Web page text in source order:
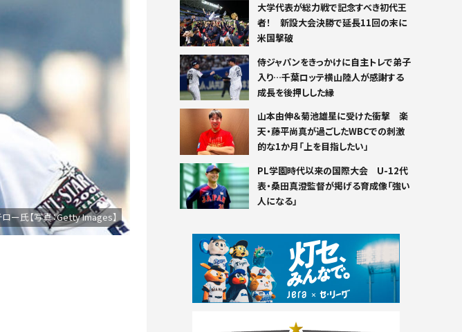
ー氏【写真：Getty Images】
大学代表が総力戦で記念すべき初代王
者！ 新設大会決勝で延長11回の末に
米国撃破
侍ジャパンをきっかけに自主トレで弟子
入り…千葉ロッテ横山陸人が感謝する
成長を後押しした縁
山本由伸＆菊池雄星に受けた衝撃 楽
天・藤平尚真が過ごしたWBCでの刺激
的な1か月「上を目指したい」
PL学園時代以来の国際大会 U-12代
表・桑田真澄監督が掲げる育成像「強い
人になる」